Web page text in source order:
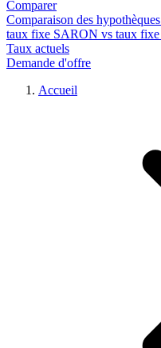
Comparer
Comparaison des hypothèques
taux fixe SARON vs taux fixe
Taux actuels
Demande d'offre
Accueil